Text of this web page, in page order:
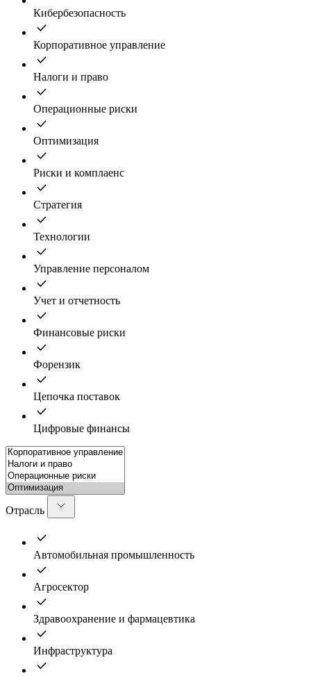
Кибербезопасность
Корпоративное управление
Налоги и право
Операционные риски
Оптимизация
Риски и комплаенс
Стратегия
Технологии
Управление персоналом
Учет и отчетность
Финансовые риски
Форензик
Цепочка поставок
Цифровые финансы
Отрасль
Автомобильная промышленность
Агросектор
Здравоохранение и фармацевтика
Инфраструктура